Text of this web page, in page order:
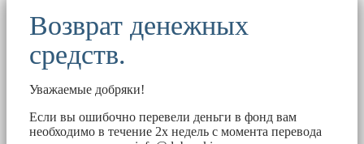
Возврат денежных
средств.
Уважаемые добряки!
Если вы ошибочно перевели деньги в фонд вам
необходимо в течение 2х недель с момента перевода